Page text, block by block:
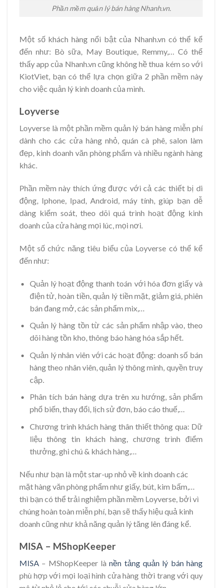
Phần mềm quản lý bán hàng Nhanh.vn.
Một số khách hàng nổi bật của Nhanh.vn có thể kể
đến như: Bò sữa, May Boutique, Remmy,… Có thể
thấy app của Nhanh.vn cũng không hề thua kém so với
KiotViet, bạn có thể lựa chọn giữa 2 phần mềm này
cho việc quản lý kinh doanh của mình.
Loyverse
Loyverse là một phần mềm quản lý bán hàng miễn phí
dành cho các cửa hàng nhỏ, quán cà phê, salon làm
đẹp, kinh doanh văn phòng phẩm và nhiều ngành hàng
khác.
Phần mềm này thích ứng được với cả các thiết bị di
động, Iphone, Ipad, Android, máy tính, giúp bạn dễ
dàng kiểm soát, theo dõi quá trình hoạt động kinh
doanh của cửa hàng mọi lúc, mọi nơi.
Một số chức năng tiêu biểu của Loyverse có thể kể
đến như:
Quản lý hoạt động thanh toán với hóa đơn giấy và
điện tử, hoàn tiền, quản lý tiền mặt, giảm giá, phiên
bán đang mở, các sản phẩm mix,…
Quản lý hàng tồn từ các sản phẩm nhập vào, theo
dõi hàng tồn kho, thông báo hàng hóa sắp hết.
Quản lý nhân viên với các hoạt động: doanh số bán
hàng theo nhân viên, quản lý thông minh, quyền truy
cập.
Phân tích bán hàng dựa trên xu hướng, sản phẩm
phổ biến, thay đổi, lịch sử đơn, báo cáo thuế,…
Chương trình khách hàng thân thiết thông qua: Dữ
liệu thông tin khách hàng, chương trình điểm
thưởng, ghi chú & khách hàng,…
Nếu như bạn là một star-up nhỏ về kinh doanh các
mặt hàng văn phòng phẩm như giấy, bút, kim bấm,…
thì bạn có thể trải nghiệm phần mềm Loyverse, bởi vì
chúng hoàn toàn miễn phí, bạn sẽ thấy hiệu quả kinh
doanh cũng như khả năng quản lý tăng lên đáng kể.
MISA – MShopKeeper
MISA – MShopKeeper lànền tảng quản lý bán hàng
phù hợp với mọi loại hình cửa hàng thời trang với quy